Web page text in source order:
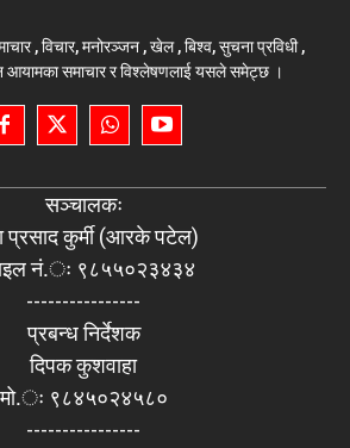
, विचार, मनोरञ्जन , खेल , बिश्व, सुचना प्रविधी ,
आयामका समाचार र विश्लेषणलाई यसले समेट्छ ।
सञ्चालकः
प्रसाद कुर्मी (आरके पटेल)
नं.ः ९८५५०२३४३४
----------------
प्रबन्ध निर्देशक
दिपक कुशवाहा
मो.ः ९८४५०२४५८०
----------------